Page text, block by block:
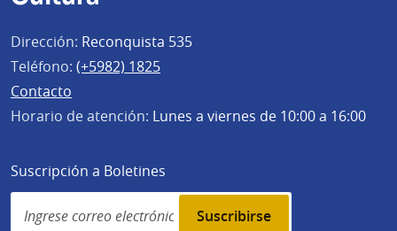
Dirección: Reconquista 535
Teléfono: (+5982) 1825
Contacto
Horario de atención: Lunes a viernes de 10:00 a 16:00
Suscripción a Boletines
Simplenews
subscription